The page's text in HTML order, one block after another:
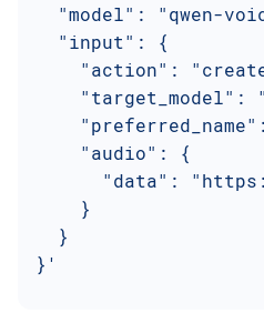
"model": "qwen-
  "input": {
"action":
"target_model":
    "audio": {
"data":
    }
  }
}'